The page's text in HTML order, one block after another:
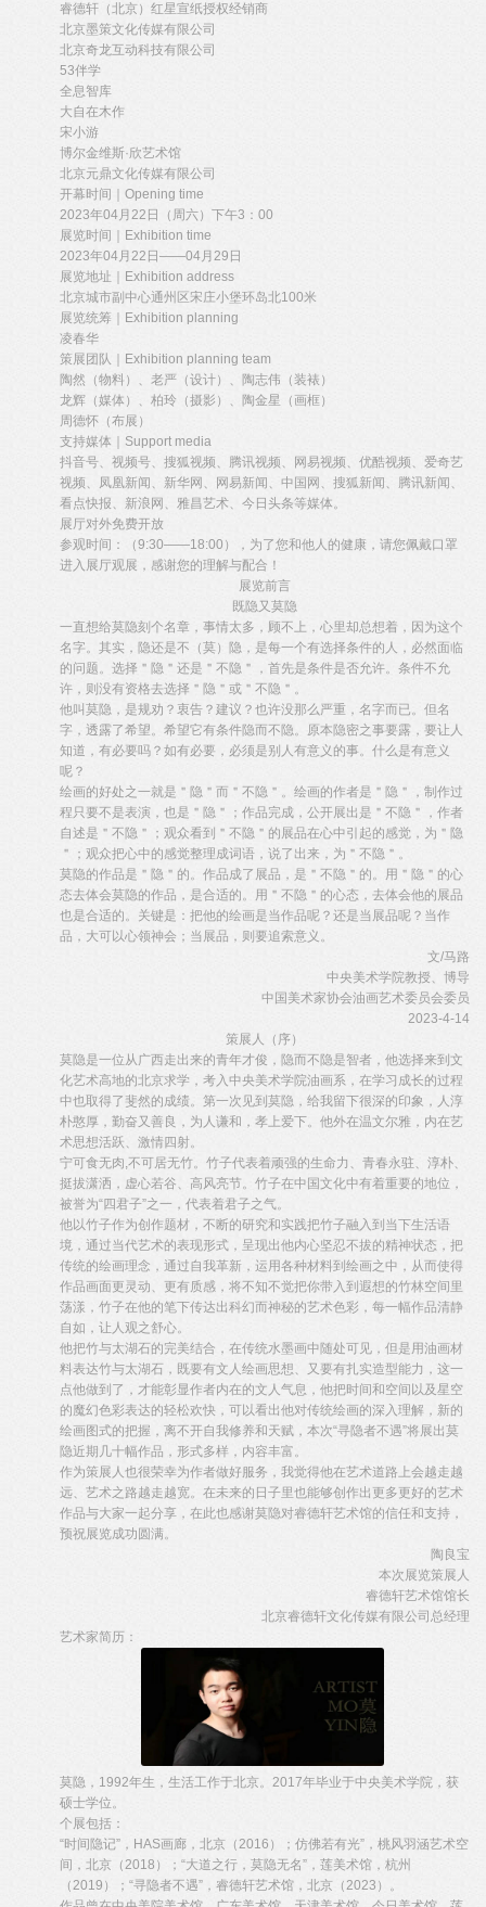
睿德轩（北京）红星宣纸授权经销商
北京墨策文化传媒有限公司
北京奇龙互动科技有限公司
53伴学
全息智库
大自在木作
宋小游
博尔金维斯·欣艺术馆
北京元鼎文化传媒有限公司
开幕时间｜Opening time
2023年04月22日（周六）下午3：00
展览时间｜Exhibition time
2023年04月22日——04月29日
展览地址｜Exhibition address
北京城市副中心通州区宋庄小堡环岛北100米
展览统筹｜Exhibition planning
凌春华
策展团队｜Exhibition planning team
陶然（物料）、老严（设计）、陶志伟（装裱）
龙辉（媒体）、柏玲（摄影）、陶金星（画框）
周德怀（布展）
支持媒体｜Support media
抖音号、视频号、搜狐视频、腾讯视频、网易视频、优酷视频、爱奇艺
视频、凤凰新闻、新华网、网易新闻、中国网、搜狐新闻、腾讯新闻、
看点快报、新浪网、雅昌艺术、今日头条等媒体。
展厅对外免费开放
参观时间：（9:30——18:00），为了您和他人的健康，请您佩戴口罩
进入展厅观展，感谢您的理解与配合！
展览前言
既隐又莫隐
一直想给莫隐刻个名章，事情太多，顾不上，心里却总想着，因为这个
名字。其实，隐还是不（莫）隐，是每一个有选择条件的人，必然面临
的问题。选择＂隐＂还是＂不隐＂，首先是条件是否允许。条件不允
许，则没有资格去选择＂隐＂或＂不隐＂。
他叫莫隐，是规劝？衷告？建议？也许没那么严重，名字而已。但名
字，透露了希望。希望它有条件隐而不隐。原本隐密之事要露，要让人
知道，有必要吗？如有必要，必须是别人有意义的事。什么是有意义
呢？
绘画的好处之一就是＂隐＂而＂不隐＂。绘画的作者是＂隐＂，制作过
程只要不是表演，也是＂隐＂；作品完成，公开展出是＂不隐＂，作者
自述是＂不隐＂；观众看到＂不隐＂的展品在心中引起的感觉，为＂隐
＂；观众把心中的感觉整理成词语，说了出来，为＂不隐＂。
莫隐的作品是＂隐＂的。作品成了展品，是＂不隐＂的。用＂隐＂的心
态去体会莫隐的作品，是合适的。用＂不隐＂的心态，去体会他的展品
也是合适的。关键是：把他的绘画是当作品呢？还是当展品呢？当作
品，大可以心领神会；当展品，则要追索意义。
文/马路
中央美术学院教授、博导
中国美术家协会油画艺术委员会委员
2023-4-14
策展人（序）
莫隐是一位从广西走出来的青年才俊，隐而不隐是智者，他选择来到文
化艺术高地的北京求学，考入中央美术学院油画系，在学习成长的过程
中也取得了斐然的成绩。第一次见到莫隐，给我留下很深的印象，人淳
朴憨厚，勤奋又善良，为人谦和，孝上爱下。他外在温文尔雅，内在艺
术思想活跃、激情四射。
宁可食无肉,不可居无竹。竹子代表着顽强的生命力、青春永驻、淳朴、
挺拔潇洒，虚心若谷、高风亮节。竹子在中国文化中有着重要的地位，
被誉为“四君子”之一，代表着君子之气。
他以竹子作为创作题材，不断的研究和实践把竹子融入到当下生活语
境，通过当代艺术的表现形式，呈现出他内心坚忍不拔的精神状态，把
传统的绘画理念，通过自我革新，运用各种材料到绘画之中，从而使得
作品画面更灵动、更有质感，将不知不觉把你带入到遐想的竹林空间里
荡漾，竹子在他的笔下传达出科幻而神秘的艺术色彩，每一幅作品清静
自如，让人观之舒心。
他把竹与太湖石的完美结合，在传统水墨画中随处可见，但是用油画材
料表达竹与太湖石，既要有文人绘画思想、又要有扎实造型能力，这一
点他做到了，才能彰显作者内在的文人气息，他把时间和空间以及星空
的魔幻色彩表达的轻松欢快，可以看出他对传统绘画的深入理解，新的
绘画图式的把握，离不开自我修养和天赋，本次“寻隐者不遇”将展出莫
隐近期几十幅作品，形式多样，内容丰富。
作为策展人也很荣幸为作者做好服务，我觉得他在艺术道路上会越走越
远、艺术之路越走越宽。在未来的日子里也能够创作出更多更好的艺术
作品与大家一起分享，在此也感谢莫隐对睿德轩艺术馆的信任和支持，
预祝展览成功圆满。
陶良宝
本次展览策展人
睿德轩艺术馆馆长
北京睿德轩文化传媒有限公司总经理
艺术家简历：
莫隐，1992年生，生活工作于北京。2017年毕业于中央美术学院，获
硕士学位。
个展包括：
“时间隐记”，HAS画廊，北京（2016）；仿佛若有光”，桃风羽涵艺术空
间，北京（2018）；“大道之行，莫隐无名”，莲美术馆，杭州
（2019）；“寻隐者不遇”，睿德轩艺术馆，北京（2023）。